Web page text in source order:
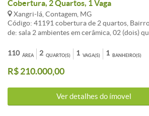
Cobertura, 2 Quartos, 1 Vaga
Xangri-lá, Contagem, MG
Código: 41191 cobertura de 2 quartos,
de: sala 2 ambientes em cerâmica, 02 (dois)
bancada em granito, area de serviço + terraço
livre e descoberta PREVISÃO ENTREGA 10/
CARACTERISTICAS:Área privativa -
ÁREA
110 QUARTO(S)
2 VAGA(S)
1 BANHEIRO(S)
1
R$ 210.000,00
Ver detalhes do ímovel